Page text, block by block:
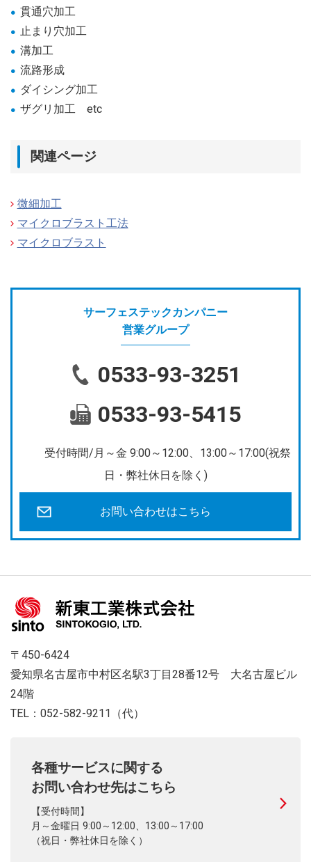
貫通穴加工
止まり穴加工
溝加工
流路形成
ダイシング加工
ザグリ加工 etc
関連ページ
微細加工
マイクロブラスト工法
マイクロブラスト
サーフェステックカンパニー
営業グループ
0533-93-3251
0533-93-5415
受付時間/月～金 9:00～12:00、13:00～17:00(祝祭
日・弊社休日を除く)
お問い合わせはこちら
〒450-6424
愛知県名古屋市中村区名駅3丁目28番12号 大名古屋ビル
24階
TEL：052-582-9211（代）
各種サービスに関する
お問い合わせ先はこちら
【受付時間】
月～金曜日 9:00～12:00、13:00～17:00
（祝日・弊社休日を除く）